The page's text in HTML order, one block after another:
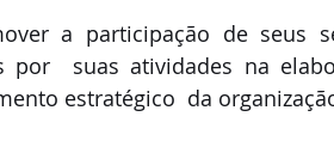
a participação de seus
por  suas atividades na
estratégico  da